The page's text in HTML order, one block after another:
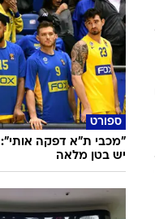
ספורט
"מכבי ת"א דפקה אותי":
יש בטן מלאה